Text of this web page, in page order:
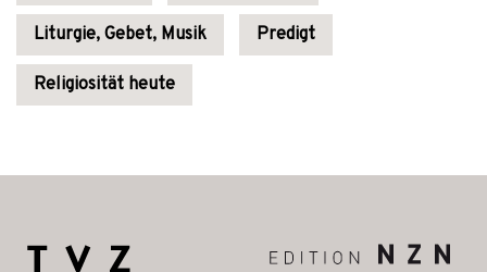
Liturgie, Gebet, Musik Predigt
Religiosität heute